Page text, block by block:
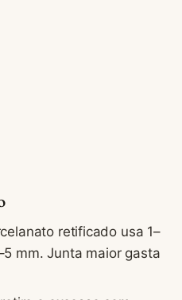
retificado usa 1–
mm. Junta maior gasta